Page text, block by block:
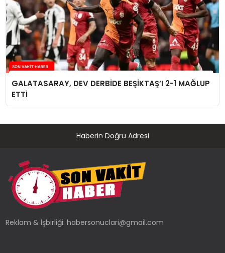
GALATASARAY, DEV DERBİDE BEŞİKTAŞ’I 2-1 MAĞLUP
ETTİ
Haberin Doğru Adresi
Reklam & İşbirliği:habersonuclari@gmail.com